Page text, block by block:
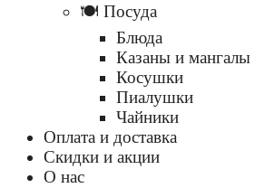
🍽️ Посуда
Блюда
Казаны и мангалы
Косушки
Пиалушки
Чайники
Оплата и доставка
Скидки и акции
О нас